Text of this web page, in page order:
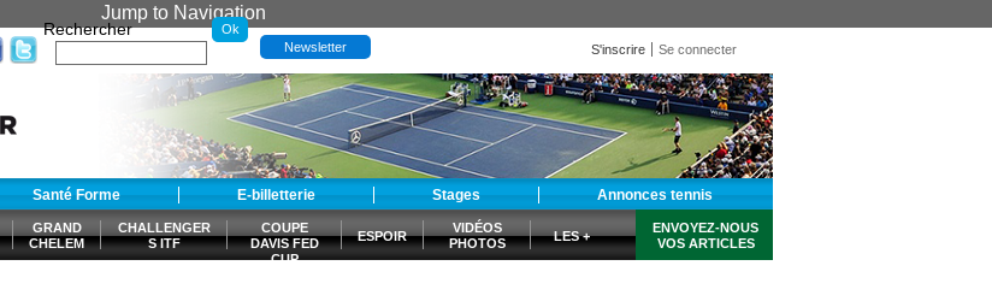
Jump to Navigation
Rechercher
Newsletter S'inscrire Se connecter
Santé Forme E-billetterie Stages Annonces tennis
GRAND
CHELEM
CHALLENGER
S ITF
COUPE
DAVIS FED
CUP
ESPOIR
VIDÉOS
PHOTOS
LES +
ENVOYEZ-NOUS
VOS ARTICLES